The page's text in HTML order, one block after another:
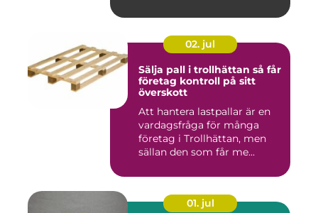
02. jul
Sälja pall i trollhättan så får
företag kontroll på sitt
överskott
Att hantera lastpallar är en
vardagsfråga för många
företag i Trollhättan, men
sällan den som får me...
01. jul